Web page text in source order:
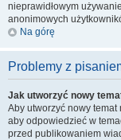
nieprawidłowym
anonimowych
Na górę
Problemy z
Jak utworzyć nowy
Aby utworzyć nowy temat
aby odpowiedzieć w
przed publikowaniem